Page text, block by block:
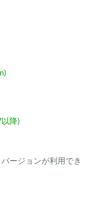
降)
バージョンが利用でき